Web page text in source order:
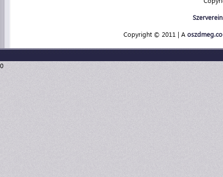
Copyright © 2011 | A
0